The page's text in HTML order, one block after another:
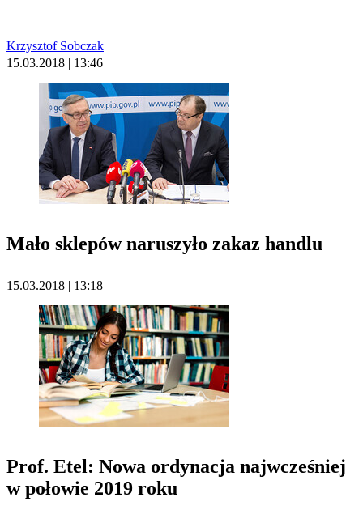
Krzysztof Sobczak
15.03.2018 | 13:46
Mało sklepów naruszyło zakaz handlu
15.03.2018 | 13:18
Prof. Etel: Nowa ordynacja najwcześniej
w połowie 2019 roku